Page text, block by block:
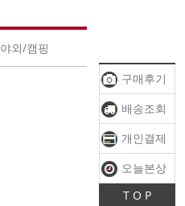
구매후기
배송조회
개인결제
오늘본상
T O P
야외/캠핑